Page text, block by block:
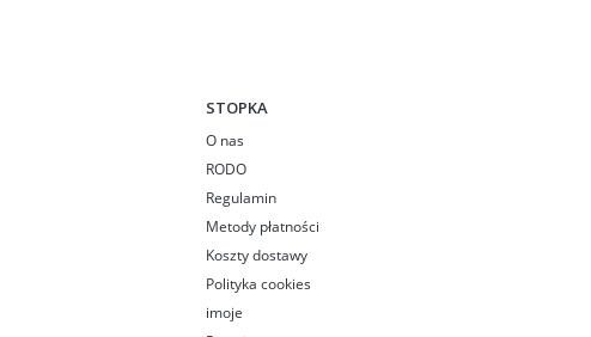
STOPKA
O nas
RODO
Regulamin
Metody płatności
Koszty dostawy
Polityka cookies
imoje